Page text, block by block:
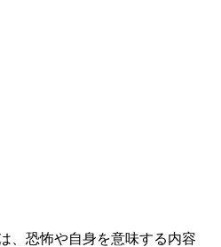
、恐怖や自身を意味する内容